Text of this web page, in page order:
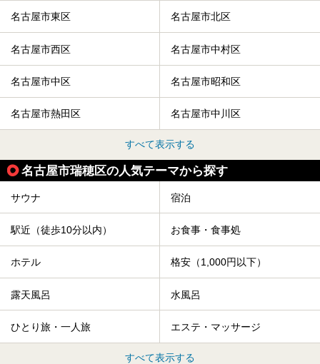
名古屋市東区 名古屋市北区
名古屋市西区 名古屋市中村区
名古屋市中区 名古屋市昭和区
名古屋市熱田区 名古屋市中川区
すべて表示する
名古屋市瑞穂区の人気テーマから探す
サウナ 宿泊
駅近（徒歩10分以内） お食事・食事処
ホテル 格安（1,000円以下）
露天風呂 水風呂
ひとり旅・一人旅 エステ・マッサージ
すべて表示する